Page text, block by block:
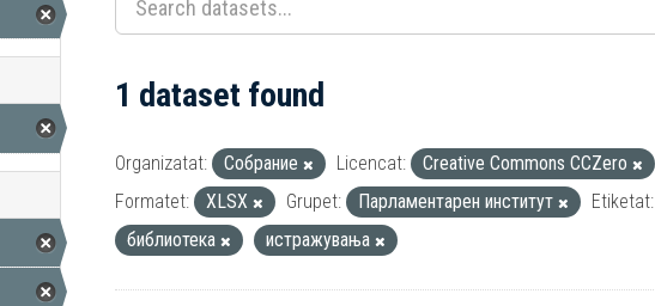
1 dataset found
Organizatat: Собрание Licencat:
Creative Commons CCZero
Formatet:
XLSX Grupet: Парламентарен институт Etiketat:
библиотека
истражувања